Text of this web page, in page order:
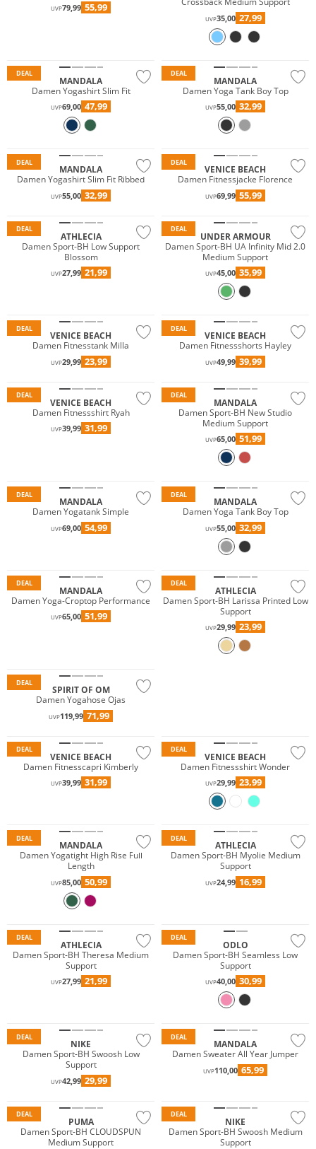
UVP79,99 55,99
UVP35,00 27,99
DEAL
MANDALA
Damen Yogashirt Slim Fit
UVP69,00 47,99
DEAL
MANDALA
Damen Yoga Tank Boy Top
UVP55,00 32,99
DEAL
MANDALA
Damen Yogashirt Slim Fit Ribbed
UVP55,00 32,99
DEAL
VENICE BEACH
Damen Fitnessjacke Florence
UVP69,99 55,99
DEAL
ATHLECIA
Damen Sport-BH Low Support
Blossom
UVP27,99 21,99
DEAL
UNDER ARMOUR
Damen Sport-BH UA Infinity Mid 2.0
Medium Support
UVP45,00 35,99
DEAL
VENICE BEACH
Damen Fitnesstank Milla
UVP29,99 23,99
DEAL
VENICE BEACH
Damen Fitnessshorts Hayley
UVP49,99 39,99
DEAL
VENICE BEACH
Damen Fitnessshirt Ryah
UVP39,99 31,99
DEAL
MANDALA
Damen Sport-BH New Studio
Medium Support
UVP65,00 51,99
DEAL
MANDALA
Damen Yogatank Simple
UVP69,00 54,99
DEAL
MANDALA
Damen Yoga Tank Boy Top
UVP55,00 32,99
DEAL
MANDALA
Damen Yoga-Croptop Performance
UVP65,00 51,99
DEAL
ATHLECIA
Damen Sport-BH Larissa Printed Low
Support
UVP29,99 23,99
DEAL
SPIRIT OF OM
Damen Yogahose Ojas
UVP119,99 71,99
DEAL
VENICE BEACH
Damen Fitnesscapri Kimberly
UVP39,99 31,99
DEAL
VENICE BEACH
Damen Fitnessshirt Wonder
UVP29,99 23,99
DEAL
MANDALA
Damen Yogatight High Rise Full
Length
UVP85,00 50,99
DEAL
ATHLECIA
Damen Sport-BH Myolie Medium
Support
UVP24,99 16,99
DEAL
ATHLECIA
Damen Sport-BH Theresa Medium
Support
UVP27,99 21,99
DEAL
ODLO
Damen Sport-BH Seamless Low
Support
UVP40,00 30,99
DEAL
NIKE
Damen Sport-BH Swoosh Low
Support
UVP42,99 29,99
DEAL
MANDALA
Damen Sweater All Year Jumper
UVP110,00 65,99
DEAL
PUMA
Damen Sport-BH CLOUDSPUN
Medium Support
DEAL
NIKE
Damen Sport-BH Swoosh Medium
Support